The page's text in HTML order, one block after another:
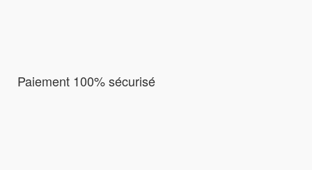
Paiement 100% sécurisé